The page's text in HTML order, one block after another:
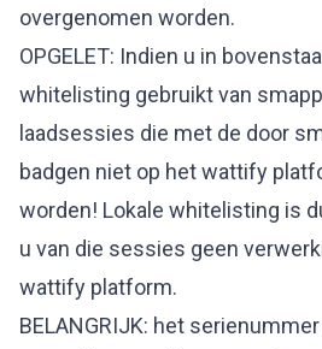
overgenomen worden.
OPGELET: Indien u in
whitelisting gebruikt van
laadsessies die met de door
badgen niet op het wattify
worden! Lokale whitelisting is
u van die sessies geen
wattify platform.
BELANGRIJK: het